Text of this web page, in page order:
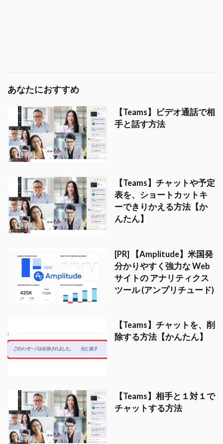
あなたにおすすめ
【Teams】ビデオ通話で相
手と話す方法
【Teams】チャットや予定
表を、ショートカットキ
ーできりかえる方法【か
んたん】
[PR] 【Amplitude】米国発
分かりやすく強力な Web
サイトの アナリティクス
ツール (アンプリチュード)
【Teams】チャットを、削
除する方法【かんたん】
【Teams】相手と１対１で
チャットする方法